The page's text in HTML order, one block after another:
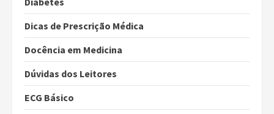
Dicas de Prescrição Médica
Docência em Medicina
Dúvidas dos Leitores
ECG Básico